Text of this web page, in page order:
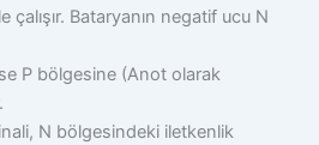
Bataryanın negatif ucu N
P bölgesine (Anot olarak
N bölgesindeki iletkenlik